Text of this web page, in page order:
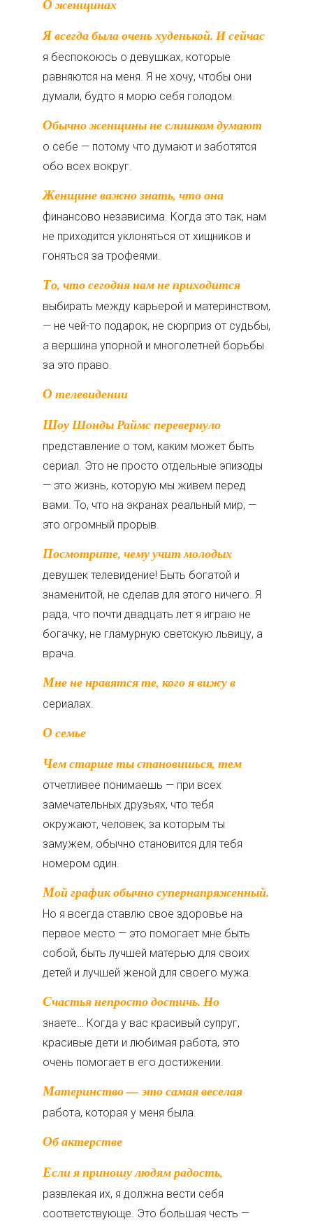
О женщинах
Я всегда была очень худенькой. И сейчас
я беспокоюсь о девушках, которые
равняются на меня. Я не хочу, чтобы они
думали, будто я морю себя голодом.
Обычно женщины не слишком думают
о себе — потому что думают и заботятся
обо всех вокруг.
Женщине важно знать, что она
финансово независима. Когда это так, нам
не приходится уклоняться от хищников и
гоняться за трофеями.
То, что сегодня нам не приходится
выбирать между карьерой и материнством,
— не чей-то подарок, не сюрприз от судьбы,
а вершина упорной и многолетней борьбы
за это право.
О телевидении
Шоу Шонды Раймс перевернуло
представление о том, каким может быть
сериал. Это не просто отдельные эпизоды
— это жизнь, которую мы живем перед
вами. То, что на экранах реальный мир, —
это огромный прорыв.
Посмотрите, чему учит молодых
девушек телевидение! Быть богатой и
знаменитой, не сделав для этого ничего. Я
рада, что почти двадцать лет я играю не
богачку, не гламурную светскую львицу, а
врача.
Мне не нравятся те, кого я вижу в
сериалах.
О семье
Чем старше ты становишься, тем
отчетливее понимаешь — при всех
замечательных друзьях, что тебя
окружают, человек, за которым ты
замужем, обычно становится для тебя
номером один.
Мой график обычно супернапряженный.
Но я всегда ставлю свое здоровье на
первое место — это помогает мне быть
собой, быть лучшей матерью для своих
детей и лучшей женой для своего мужа.
Счастья непросто достичь. Но
знаете… Когда у вас красивый супруг,
красивые дети и любимая работа, это
очень помогает в его достижении.
Материнство — это самая веселая
работа, которая у меня была.
Об актерстве
Если я приношу людям радость,
развлекая их, я должна вести себя
соответствующе. Это большая честь —